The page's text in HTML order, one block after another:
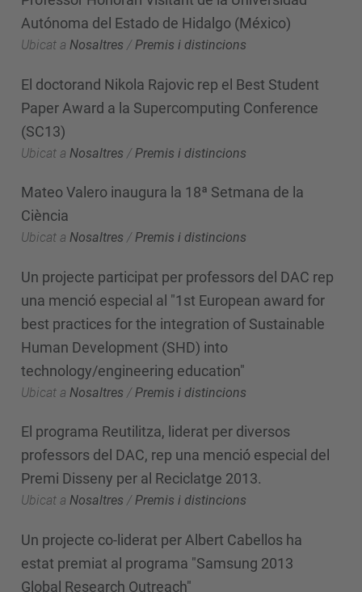
Autónoma del Estado de Hidalgo (México)
Ubicat a Nosaltres /Premis i distincions
El doctorand Nikola Rajovic rep el Best Student
Paper Award a la Supercomputing Conference
(SC13)
Ubicat a Nosaltres / Premis i distincions
Mateo Valero inaugura la 18ª Setmana de la
Ciència
Ubicat a Nosaltres /Premis i distincions
Un projecte participat per professors del DAC rep
una menció especial al "1st European award for
best practices for the integration of Sustainable
Human Development (SHD) into
technology/engineering education"
Ubicat a Nosaltres / Premis i distincions
El programa Reutilitza, liderat per diversos
professors del DAC, rep una menció especial del
Premi Disseny per al Reciclatge 2013.
Ubicat a Nosaltres /Premis i distincions
Un projecte co-liderat per Albert Cabellos ha
estat premiat al programa "Samsung 2013
Global Research Outreach"